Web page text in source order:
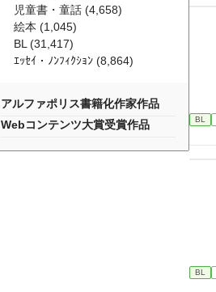
BL
BL
児童書・童話 (4,658)
絵本 (1,045)
BL (31,417)
ｴｯｾｲ・ﾉﾝﾌｨｸｼｮﾝ (8,864)
アルファポリス書籍化作家作品
Webコンテンツ大賞受賞作品